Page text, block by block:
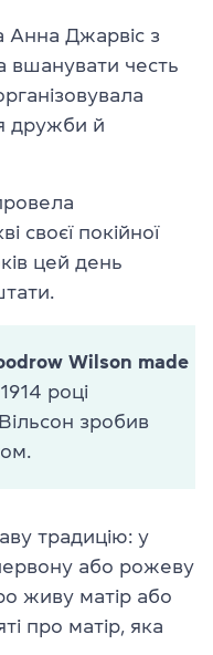
Анна Джарвіс з
вшанувати честь
дружби й
своєї покійної
цей день
Wilson made
році
зробив
традицію: у
або рожеву
живу матір або
про матір, яка